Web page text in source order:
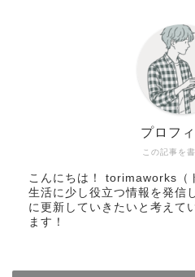
この記事を
プロフ
こんにちは！ torimaworks（
生活に少し役立つ情報を発信
に更新していきたいと考えて
ます！